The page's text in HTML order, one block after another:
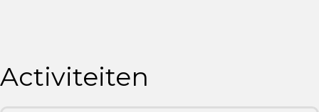
Activiteiten